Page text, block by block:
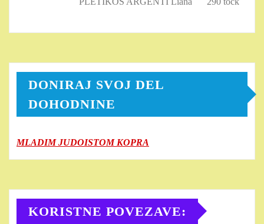
DONIRAJ SVOJ DEL
DOHODNINE
MLADIM JUDOISTOM KOPRA
KORISTNE POVEZAVE: